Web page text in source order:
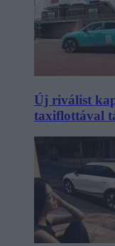
Új riválist
taxiflottával